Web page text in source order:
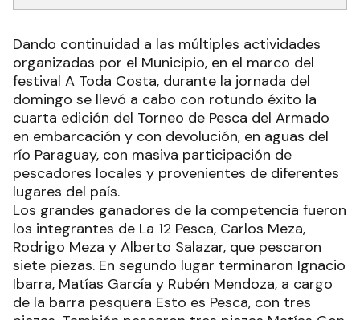
Dando continuidad a las múltiples actividades
organizadas por el Municipio, en el marco del
festival A Toda Costa, durante la jornada del
domingo se llevó a cabo con rotundo éxito la
cuarta edición del Torneo de Pesca del Armado
en embarcación y con devolución, en aguas del
río Paraguay, con masiva participación de
pescadores locales y provenientes de diferentes
lugares del país.
Los grandes ganadores de la competencia fueron
los integrantes de La 12 Pesca, Carlos Meza,
Rodrigo Meza y Alberto Salazar, que pescaron
siete piezas. En segundo lugar terminaron Ignacio
Ibarra, Matías García y Rubén Mendoza, a cargo
de la barra pesquera Esto es Pesca, con tres